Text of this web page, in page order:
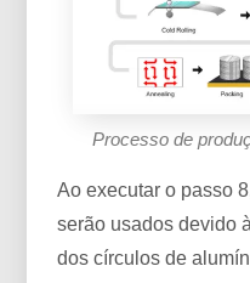
Processo de
Ao executar o passo
serão usados ​​devido
dos círculos de